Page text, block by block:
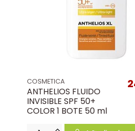
COSMETICA
ANTHELIOS FLUIDO
INVISIBLE SPF 50+
COLOR 1 BOTE 50 ml